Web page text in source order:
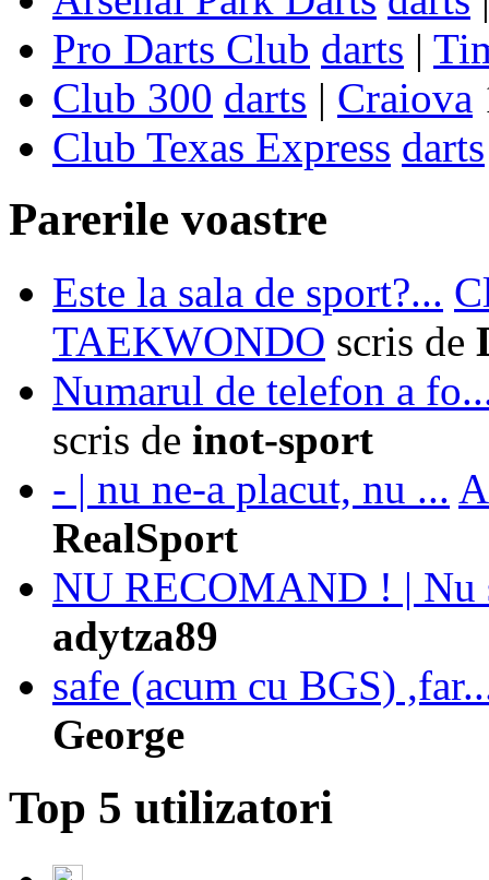
Pro Darts Club darts |
Club 300 darts | Craiova
Club Texas Express darts
Parerile voastre
Este la sala de sport?...
TAEKWONDO scris de
Numarul de telefon a
scris de inot-sport
- | nu ne-a placut, nu ...
RealSport
NU RECOMAND ! | Nu
adytza89
safe (acum cu BGS)
George
Top 5 utilizatori